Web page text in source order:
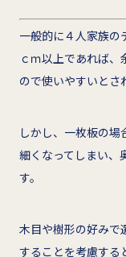
一般的に４人家族の
ｃｍ以上であれば
ので使いやすいとさ
しかし、一枚板の
細くなってしまい、
す。
木目や樹形の好みで
することを考慮する